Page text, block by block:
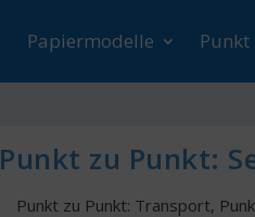
Papiermodelle
Punkt zu Punkt:
Punkt zu Punkt: Transport,